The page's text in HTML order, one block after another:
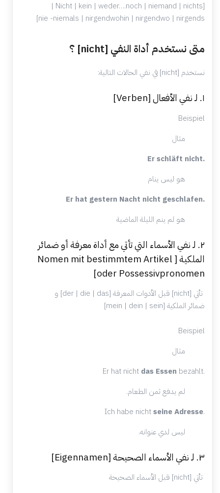
[Nicht | kein | weder….noch | niemand | nichts |
nie -niemals | nirgendwohin | nirgendwo | nirgends]
متى نستخدم أداة النفي [nicht] ؟
نستخدم [nicht] في نفي الحالات التالية:
١. لـ نفي الأفعال [Verben]
Beispiel
مثال
Er schläft nicht.
هو ليس ينام
Er hat gestern Nacht nicht geschlafen.
هو لم ينم الليلة الماضية
٢. لـ نفي الأسماء التي تأتي مع أداة معرفة أو ضمائر
الملكية [ Nomen mit bestimmtem Artikel
oder Possessivpronomen]
تأتي [nicht] قبل الأدوات المعرفة [der | die | das] و
ضمائر الملكية [mein | dein | sein]
Beispiel
مثال
Er hat nicht das Essen bezahlt.
لم يدفع ثمن الطعام.
Ich habe nichtseine Adresse.
ليس لدي عنوانه.
٣. لـ نفي الأسماء الصحيحة [Eigennamen]
تأتي [nicht] قبل الأسماء الصحيحة